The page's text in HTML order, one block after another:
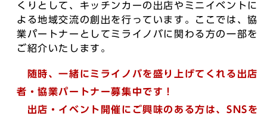
くりとして、キッチンカーの出店やミニイベントに
よる地域交流の創出を行っています。ここでは、協
業パートナーとしてミライノバに関わる方の一部を
ご紹介いたします。
随時、一緒にミライノバを盛り上げてくれる出店
者・協業パートナー募集中です！
出店・イベント開催にご興味のある方は、SNSを